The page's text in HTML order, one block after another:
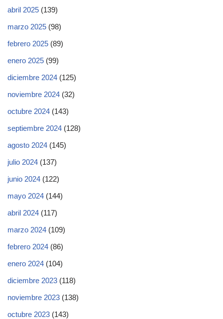
abril 2025 (139)
marzo 2025 (98)
febrero 2025 (89)
enero 2025 (99)
diciembre 2024 (125)
noviembre 2024 (32)
octubre 2024 (143)
septiembre 2024 (128)
agosto 2024 (145)
julio 2024 (137)
junio 2024 (122)
mayo 2024 (144)
abril 2024 (117)
marzo 2024 (109)
febrero 2024 (86)
enero 2024 (104)
diciembre 2023 (118)
noviembre 2023 (138)
octubre 2023 (143)